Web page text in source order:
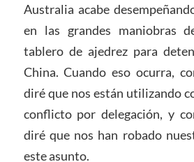
Australia acabe
en las grandes maniobras
tablero de ajedrez para
China. Cuando eso ocurra,
diré que nos están utilizando
conflicto por delegación, y
diré que nos han robado
este asunto.